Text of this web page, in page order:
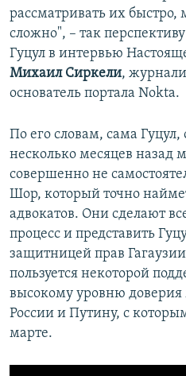
рассматривать их быстро,
сложно", – так
Гуцул в интервью
Михаил Сиркели,
основатель портала Nokta.
По его словам, сама Гуцул,
несколько месяцев назад
совершенно не
Шор, который точно
адвокатов. Они сделают
процесс и представить
защитницей прав
пользуется некоторой
высокому уровню доверия
России и Путину, с
марте.